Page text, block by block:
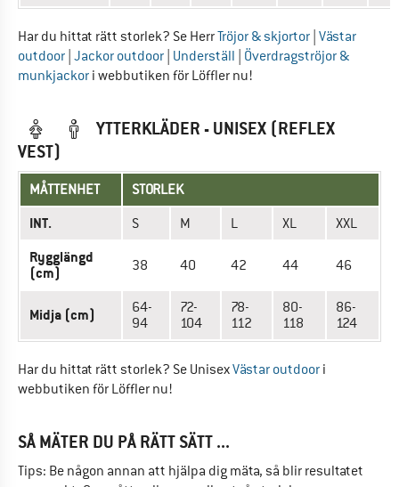
Har du hittat rätt storlek? Se HerrTröjor & skjortor Västar
outdoor Jackor outdoor Underställ Överdragströjor &
munkjackor i webbutiken för Löffler nu!
YTTERKLÄDER - UNISEX (REFLEX
VEST)
MÅTTENHET STORLEK
INT. S M L XL XXL
Rygglängd
(cm)
38 40 42 44 46
Midja (cm)
64-
94
72-
104
78-
112
80-
118
86-
124
Har du hittat rätt storlek? Se UnisexVästar outdoor i
webbutiken för Löffler nu!
SÅ MÄTER DU PÅ RÄTT SÄTT ...
Tips: Be någon annan att hjälpa dig mäta, så blir resultatet